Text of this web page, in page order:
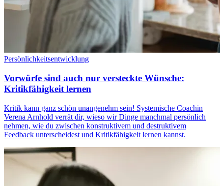
Persönlichkeitsentwicklung
Vorwürfe sind auch nur versteckte Wünsche:
Kritikfähigkeit lernen
Kritik kann ganz schön unangenehm sein! Systemische Coachin
Verena Arnhold verrät dir, wieso wir Dinge manchmal persönlich
nehmen, wie du zwischen konstruktivem und destruktivem
Feedback unterscheidest und Kritikfähigkeit lernen kannst.